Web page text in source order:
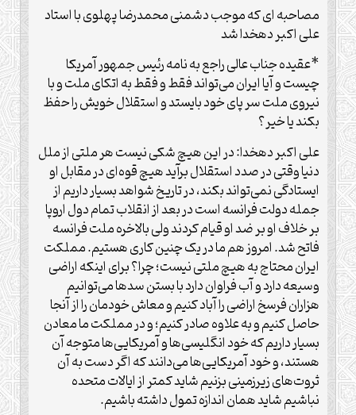
مصاحبه ای که موجب دشمنی محمدرضا پهلوی با استاد
علی اکبر دهخدا شد
*عقیده جناب عالی راجع به نامه رئیس جمهور آمریکا
چیست و آیا ایران می‌تواند فقط و فقط به اتکای ملت و با
نیروی ملت سر پای خود بایستد و استقلال خویش را حفظ
بکند یا خیر؟
علی اکبر دهخدا: در این هیچ شکی نیست هر ملتی از ملل
دنیا وقتی در صدد استقلال برآید هیچ قوه‌ای در مقابل او
ایستادگی نمی‌تواند بکند، در تاریخ شواهد بسیار داریم از
جمله دولت فرانسه است در بعد از انقلاب تمام دول اروپا
بر خلاف او بر ضد او قیام کردند ولی بالاخره ملت فرانسه
فاتح شد. امروز هم ما در یک چنین کاری هستیم. مملکت
ایران محتاج به هیچ ملتی نیست؛ چرا؟ برای اینکه اراضی
وسیعه دارد و آب فراوان دارد با بستن سدها می‌توانیم
هزاران فرسخ اراضی را آباد کنیم و معاش خودمان را از آنجا
حاصل کنیم و به علاوه صادر کنیم؛ و در مملکت ما معادن
بسیار داریم که خود انگلیسی‌ها و آمریکایی‌ها متوجه آن
هستند، و خود آمریکایی‌ها می‌دانند که اگر دست به آن
ثروت‌های زیرزمینی بزنیم شاید کمتر از ایالات متحده
نباشیم شاید همان اندازه تمول داشته باشیم.